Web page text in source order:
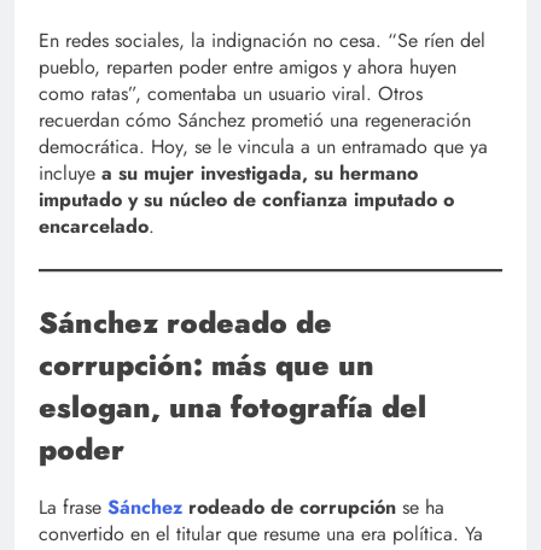
En redes sociales, la indignación no cesa. “Se ríen del
pueblo, reparten poder entre amigos y ahora huyen
como ratas”, comentaba un usuario viral. Otros
recuerdan cómo Sánchez prometió una regeneración
democrática. Hoy, se le vincula a un entramado que ya
incluye a su mujer investigada, su hermano
imputado y su núcleo de confianza imputado o
encarcelado.
Sánchez rodeado de
corrupción: más que un
eslogan, una fotografía del
poder
La frase Sánchez rodeado de corrupción se ha
convertido en el titular que resume una era política. Ya